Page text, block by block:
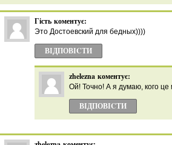
Гість коментує:
Это Достоевский для бедных))))
ВІДПОВІCТИ
zhelezna коментує:
Ой! Точно! А я думаю, кого це
ВІДПОВІCТИ